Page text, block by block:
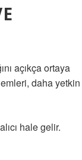
açıkça ortaya
daha yetkin
hale gelir.